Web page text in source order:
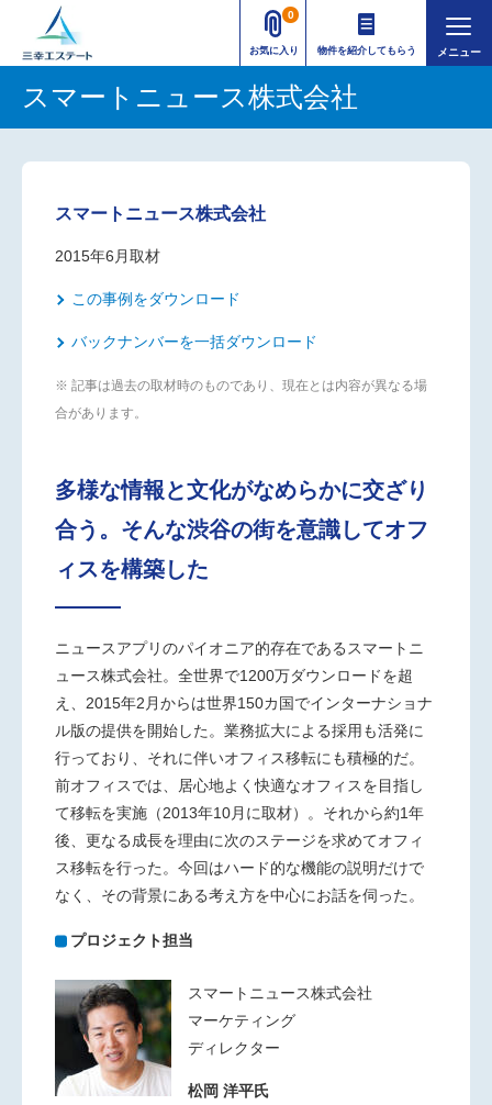
お気に入り
0
物件を紹介してもらう
スマートニュース株式会社
スマートニュース株式会社
2015年6月取材
この事例をダウンロード
バックナンバーを一括ダウンロード
※ 記事は過去の取材時のものであり、現在とは内容が異なる場
合があります。
多様な情報と文化がなめらかに交ざり
合う。そんな渋谷の街を意識してオフ
ィスを構築した
ニュースアプリのパイオニア的存在であるスマートニ
ュース株式会社。全世界で1200万ダウンロードを超
え、2015年2月からは世界150カ国でインターナショナ
ル版の提供を開始した。業務拡大による採用も活発に
行っており、それに伴いオフィス移転にも積極的だ。
前オフィスでは、居心地よく快適なオフィスを目指し
て移転を実施（2013年10月に取材）。それから約1年
後、更なる成長を理由に次のステージを求めてオフィ
ス移転を行った。今回はハード的な機能の説明だけで
なく、その背景にある考え方を中心にお話を伺った。
プロジェクト担当
スマートニュース株式会社
マーケティング
ディレクター
松岡 洋平氏